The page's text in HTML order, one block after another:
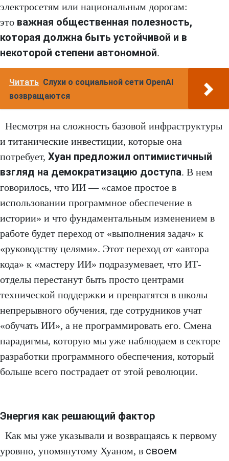
электросетям или национальным дорогам:
это важная общественная полезность,
которая должна быть устойчивой и в
некоторой степени автономной.
Читать Слухи о социальной сети OpenAI
возвращаются
Несмотря на сложность базовой инфраструктуры
и титанические инвестиции, которые она
потребует, Хуан предложил оптимистичный
взгляд на демократизацию доступа. В нем
говорилось, что ИИ — «самое простое в
использовании программное обеспечение в
истории» и что фундаментальным изменением в
работе будет переход от «выполнения задач» к
«руководству целями». Этот переход от «автора
кода» к «мастеру ИИ» подразумевает, что ИТ-
отделы перестанут быть просто центрами
технической поддержки и превратятся в школы
непрерывного обучения, где сотрудников учат
«обучать ИИ», а не программировать его. Смена
парадигмы, которую мы уже наблюдаем в секторе
разработки программного обеспечения, который
больше всего пострадает от этой революции.
Энергия как решающий фактор
Как мы уже указывали и возвращаясь к первому
уровню, упомянутому Хуаном, в своем